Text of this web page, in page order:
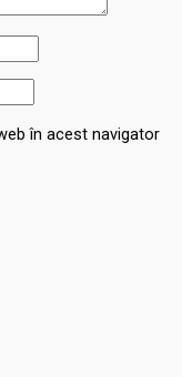
în acest navigator